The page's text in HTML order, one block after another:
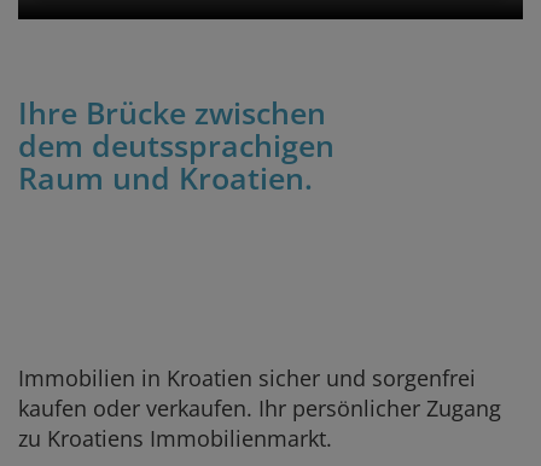
Ihre Brücke zwischen
dem deutssprachigen
Raum und Kroatien.
Immobilien in Kroatien sicher und sorgenfrei
kaufen oder verkaufen. Ihr persönlicher Zugang
zu Kroatiens Immobilienmarkt.